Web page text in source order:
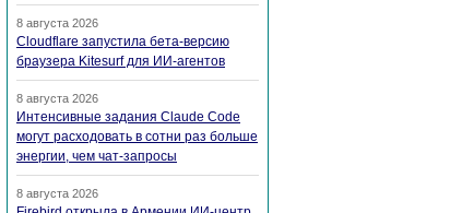
8 августа 2026
Cloudflare запустила бета-версию
браузера Kitesurf для ИИ-агентов
8 августа 2026
Интенсивные задания Claude Code
могут расходовать в сотни раз больше
энергии, чем чат-запросы
8 августа 2026